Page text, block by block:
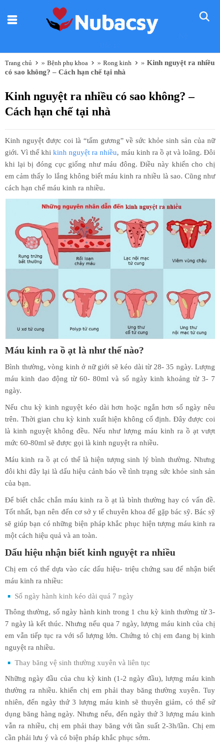
Trang chủ » Bệnh phụ khoa » Rong kinh » Kinh nguyệt ra nhiều
có sao không? – Cách hạn chế tại nhà
Kinh nguyệt ra nhiều có sao không? –
Cách hạn chế tại nhà
Kinh nguyệt được coi là “tấm gương” về sức khỏe sinh sản của nữ
giới. Vì thế khikinh nguyệt ra nhiều, máu kinh ra ồ ạt và loãng. Đôi
khi lại bị đóng cục giống như máu đông. Điều này khiến cho chị
em cảm thấy lo lắng không biết máu kinh ra nhiều là sao. Cũng như
cách hạn chế máu kinh ra nhiều.
Máu kinh ra ồ ạt là như thế nào?
Bình thường, vòng kinh ở nữ giới sẽ kéo dài từ 28- 35 ngày. Lượng
máu kinh dao động từ 60- 80ml và số ngày kinh khoảng từ 3- 7
ngày.
Nếu chu kỳ kinh nguyệt kéo dài hơn hoặc ngắn hơn số ngày nêu
trên. Thời gian chu kỳ kinh xuất hiện không cố định. Đây được coi
là kinh nguyệt không đều. Nếu như lượng máu kinh ra ồ ạt vượt
mức 60-80ml sẽ được gọi là kinh nguyệt ra nhiều.
Máu kinh ra ồ ạt có thể là hiện tượng sinh lý bình thường. Nhưng
đôi khi đây lại là dấu hiệu cảnh báo về tình trạng sức khỏe sinh sản
của bạn.
Để biết chắc chắn máu kinh ra ồ ạt là bình thường hay có vấn đề.
Tốt nhất, bạn nên đến cơ sở y tế chuyên khoa để gặp bác sỹ. Bác sỹ
sẽ giúp bạn có những biện pháp khắc phục hiện tượng máu kinh ra
một cách hiệu quả và an toàn.
Dấu hiệu nhận biết kinh nguyệt ra nhiều
Chị em có thể dựa vào các dấu hiệu- triệu chứng sau để nhận biết
máu kinh ra nhiều:
Số ngày hành kinh kéo dài quá 7 ngày
Thông thường, số ngày hành kinh trong 1 chu kỳ kinh thường từ 3-
7 ngày là kết thúc. Nhưng nếu qua 7 ngày, lượng máu kinh của chị
em vẫn tiếp tục ra với số lượng lớn. Chứng tỏ chị em đang bị kinh
nguyệt ra nhiều.
Thay băng vệ sinh thường xuyên và liên tục
Những ngày đầu của chu kỳ kinh (1-2 ngày đầu), lượng máu kinh
thường ra nhiều. khiến chị em phải thay băng thường xuyên. Tuy
nhiên, đến ngày thứ 3 lượng máu kinh sẽ thuyên giảm, có thể sử
dụng băng hàng ngày. Nhưng nếu, đến ngày thứ 3 lượng máu kinh
vẫn ra nhiều, chị em phải thay băng với tần suất 2-3h/lần. Chị em
cần phải lưu ý và có biện pháp khắc phục sớm.